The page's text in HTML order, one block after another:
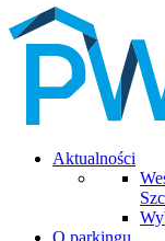
Aktualności